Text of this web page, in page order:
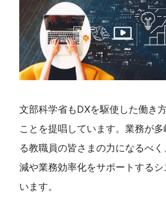
文部科学省もDXを駆使した働き
ことを提唱しています。業務が
る教職員の皆さまの力になるべ
減や業務効率化をサポートする
います。